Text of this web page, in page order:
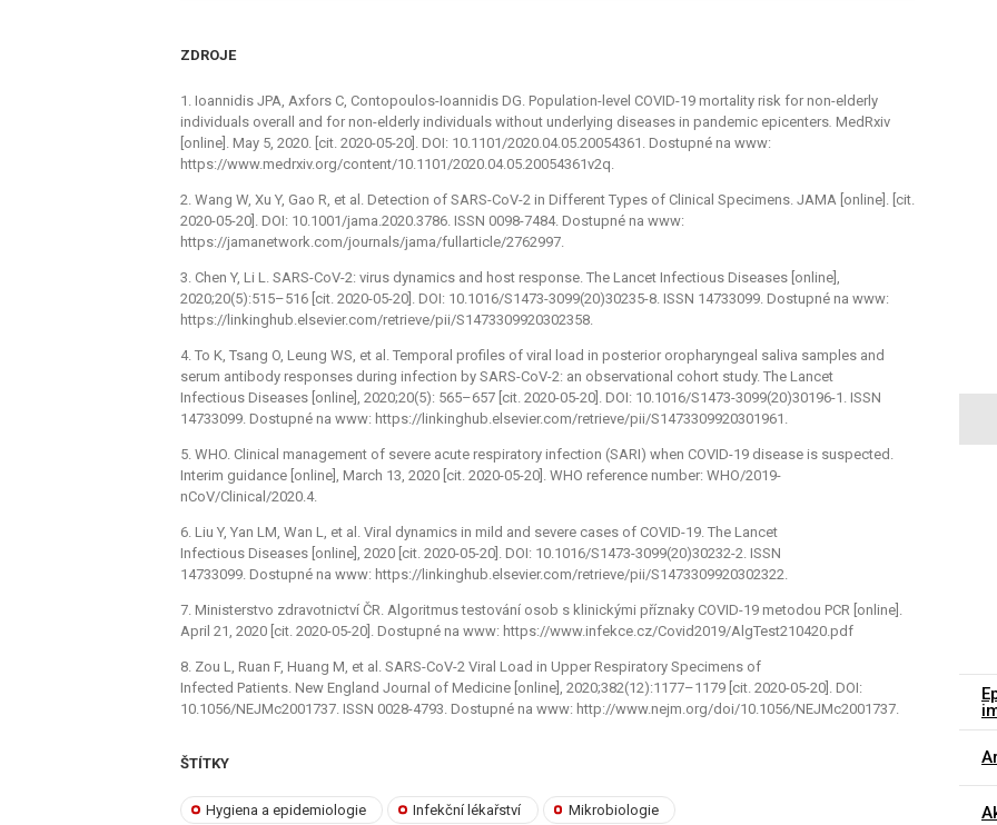
ZDROJE
1. Ioannidis JPA, Axfors C, Contopoulos-Ioannidis DG. Population-level COVID-19 mortality risk for non-elderly
individuals overall and for non-elderly individuals without underlying diseases in pandemic epicenters MedRxiv
[online]. May 5, 2020. [cit. 2020-05-20]. DOI: 10.1101/2020.04.05.20054361. Dostupné na www:
https://www.medrxiv.org/content/10.1101/2020.04.05.20054361v2q.
2. Wang W, Xu Y, Gao R, et al. Detection of SARS-CoV-2 in Different Types of Clinical Specimens. JAMA [online]. [cit.
2020-05-20]. DOI: 10.1001/jama.2020.3786. ISSN 0098-7484. Dostupné na www:
https://jamanetwork.com/journals/jama/fullarticle/2762997.
3. Chen Y, Li L. SARS-CoV-2: virus dynamics and host response. The Lancet Infectious Diseases [online],
2020;20(5):515–516 [cit. 2020-05-20]. DOI: 10.1016/S1473-3099(20)30235-8. ISSN 14733099. Dostupné na www:
https://linkinghub.elsevier.com/retrieve/pii/S1473309920302358.
4. To K, Tsang O, Leung WS, et al. Temporal profiles of viral load in posterior oropharyngeal saliva samples and
serum antibody responses during infection by SARS-CoV-2: an observational cohort study. The Lancet
Infectious Diseases [online], 2020;20(5): 565–657 [cit. 2020-05-20]. DOI: 10.1016/S1473-3099(20)30196-1. ISSN
14733099. Dostupné na www: https://linkinghub.elsevier.com/retrieve/pii/S1473309920301961.
5. WHO. Clinical management of severe acute respiratory infection (SARI) when COVID-19 disease is suspected.
Interim guidance [online], March 13, 2020 [cit. 2020-05-20]. WHO reference number: WHO/2019-
nCoV/Clinical/2020.4.
6. Liu Y, Yan LM, Wan L, et al. Viral dynamics in mild and severe cases of COVID-19. The Lancet
Infectious Diseases [online], 2020 [cit. 2020-05-20]. DOI: 10.1016/S1473-3099(20)30232-2. ISSN
14733099. Dostupné na www: https://linkinghub.elsevier.com/retrieve/pii/S1473309920302322.
7. Ministerstvo zdravotnictví ČR. Algoritmus testování osob s klinickými příznaky COVID-19 metodou PCR [online].
April 21, 2020 [cit. 2020-05-20]. Dostupné na www: https://www.infekce.cz/Covid2019/AlgTest210420.pdf
8. Zou L, Ruan F, Huang M, et al. SARS-CoV-2 Viral Load in Upper Respiratory Specimens of
Infected Patients. New England Journal of Medicine [online], 2020;382(12):1177–1179 [cit. 2020-05-20]. DOI:
10.1056/NEJMc2001737. ISSN 0028-4793. Dostupné na www: http://www.nejm.org/doi/10.1056/NEJMc2001737.
ŠTÍTKY
Hygiena a epidemiologie Infekční lékařství Mikrobiologie